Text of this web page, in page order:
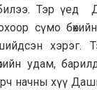
Тэр үед
сүмо
хэрэг.
удам,
начны хүү